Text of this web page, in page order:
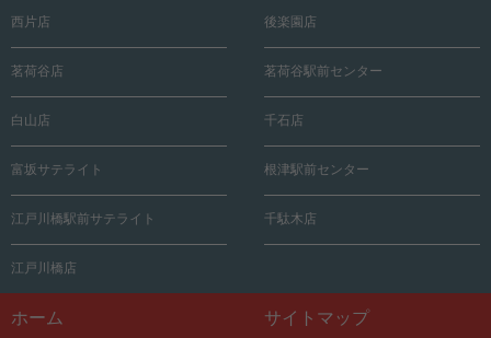
西片店 後楽園店
茗荷谷店 茗荷谷駅前センター
白山店 千石店
富坂サテライト 根津駅前センター
江戸川橋駅前サテライト 千駄木店
江戸川橋店
ホーム サイトマップ